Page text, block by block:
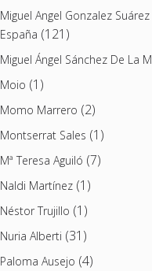
Miguel Angel Gonzalez Suárez
España (121)
Miguel Ángel Sánchez De La
Moio (1)
Momo Marrero (2)
Montserrat Sales (1)
Mª Teresa Aguiló (7)
Naldi Martínez(1)
Néstor Trujillo (1)
Nuria Alberti (31)
Paloma Ausejo (4)